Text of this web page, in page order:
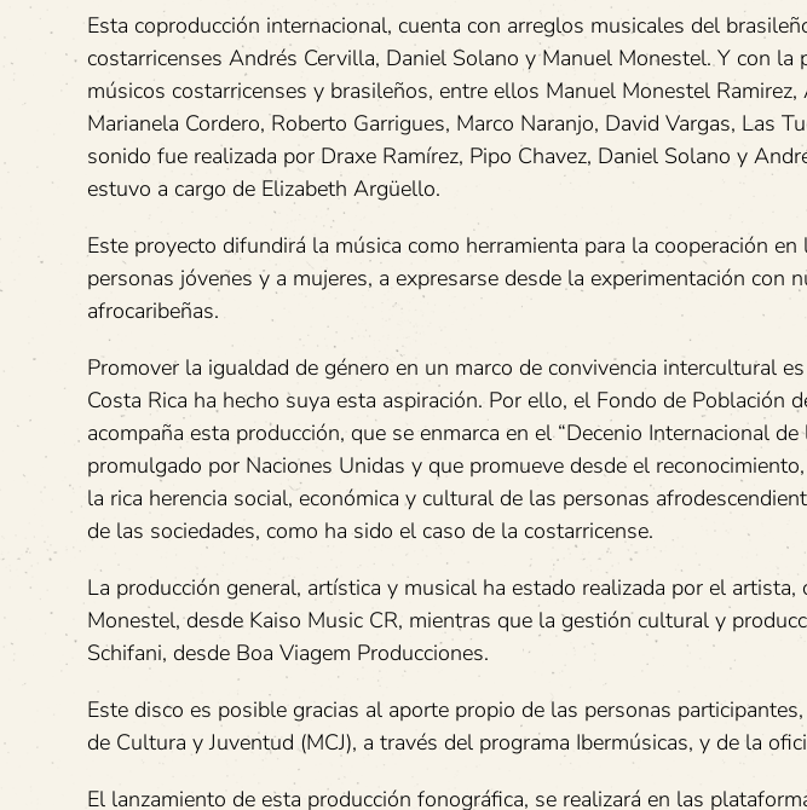
Esta coproducción internacional, cuenta con arreglos musicales del
costarricenses Andrés Cervilla, Daniel Solano y Manuel Monestel. Y con la
músicos costarricenses y brasileños, entre ellos Manuel Monestel
Marianela Cordero, Roberto Garrigues, Marco Naranjo, David Vargas, Las
sonido fue realizada por Draxe Ramírez, Pipo Chavez, Daniel Solano y
estuvo a cargo de Elizabeth Argüello.
Este proyecto difundirá la música como herramienta para la cooperación
personas jóvenes y a mujeres, a expresarse desde la experimentación con
afrocaribeñas.
Promover la igualdad de género en un marco de convivencia intercultural
Costa Rica ha hecho suya esta aspiración. Por ello, el Fondo de Población
acompaña esta producción, que se enmarca en el “Decenio Internacional
promulgado por Naciones Unidas y que promueve desde el
la rica herencia social, económica y cultural de las personas
de las sociedades, como ha sido el caso de la costarricense.
La producción general, artística y musical ha estado realizada por el
Monestel, desde Kaiso Music CR, mientras que la gestión cultural y
Schifani, desde Boa Viagem Producciones.
Este disco es posible gracias al aporte propio de las personas
de Cultura y Juventud (MCJ), a través del programa Ibermúsicas, y de la
El lanzamiento de esta producción fonográfica, se realizará en las